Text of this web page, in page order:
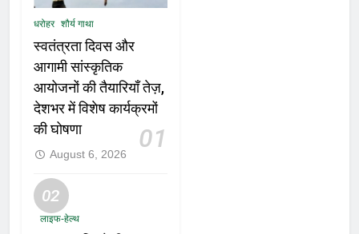
धरोहर शौर्य गाथा
स्वतंत्रता दिवस और
आगामी सांस्कृतिक
आयोजनों की तैयारियाँ तेज़,
देशभर में विशेष कार्यक्रमों
की घोषणा
01
August 6, 2026
02
लाइफ-हेल्थ